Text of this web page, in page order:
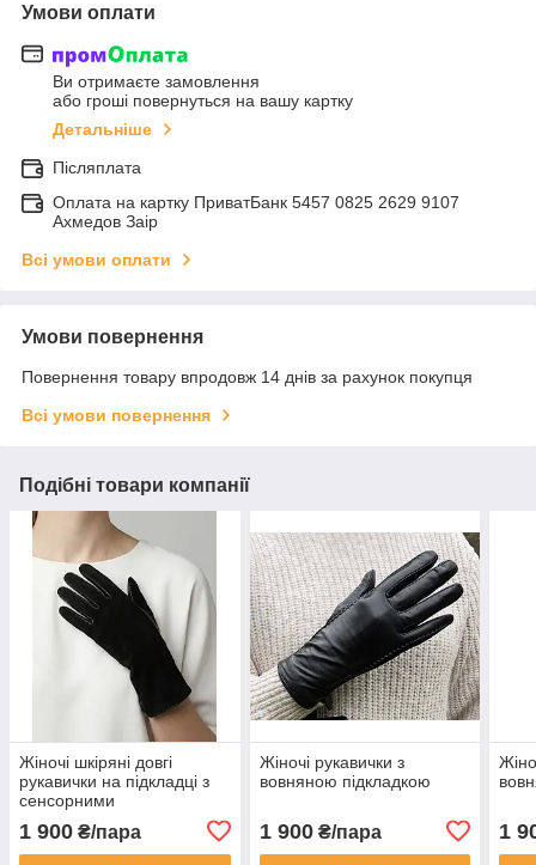
Умови оплати
Ви отримаєте замовлення
або гроші повернуться на вашу картку
Детальніше
Післяплата
Оплата на картку ПриватБанк 5457 0825 2629 9107
Ахмедов Заір
Всі умови оплати
Умови повернення
Повернення товару впродовж 14 днів за рахунок покупця
Всі умови повернення
Подібні товари компанії
Жіночі шкіряні довгі
рукавички на підкладці з
сенсорними
1 900 ₴/пара
Жіночі рукавички з
вовняною підкладкою
1 900₴/пара 1